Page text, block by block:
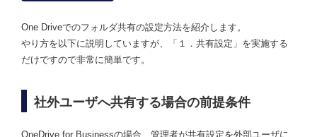
One Driveでのフォルダ共有の設定方法を紹介します。
やり方を以下に説明していますが、「１．共有設定」を実施する
だけですので非常に簡単です。
社外ユーザへ共有する場合の前提条件
OneDrive for Businessの場合、管理者が共有設定を外部ユーザに